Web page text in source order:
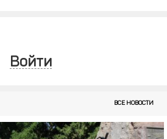
Войти
ВСЕ НОВОСТИ